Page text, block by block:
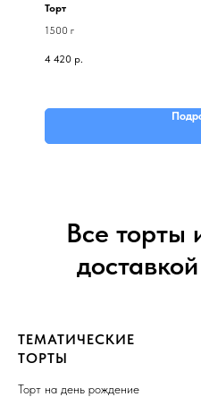
Торт
1500 г
4 420 р.
Все торты
ТЕМАТИЧЕСКИЕ
ТОРТЫ
Торт на день рождение